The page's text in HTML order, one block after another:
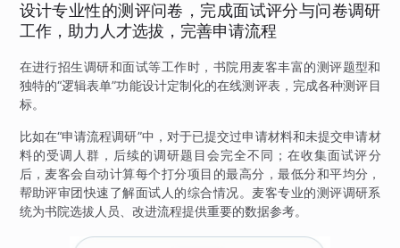
设计专业性的测评问卷，完成面试评分与问卷调研
工作，助力人才选拔，完善申请流程
在进行招生调研和面试等工作时，书院用麦客丰富的测评题型和
独特的“逻辑表单”功能设计定制化的在线测评表，完成各种测评目
标。
比如在“申请流程调研”中，对于已提交过申请材料和未提交申请材
料的受调人群，后续的调研题目会完全不同；在收集面试评分
后，麦客会自动计算每个打分项目的最高分，最低分和平均分，
帮助评审团快速了解面试人的综合情况。麦客专业的测评调研系
统为书院选拔人员、改进流程提供重要的数据参考。